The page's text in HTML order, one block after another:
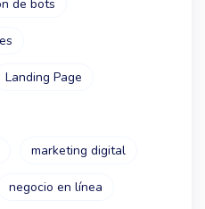
de bots
Landing Page
marketing digital
negocio en línea